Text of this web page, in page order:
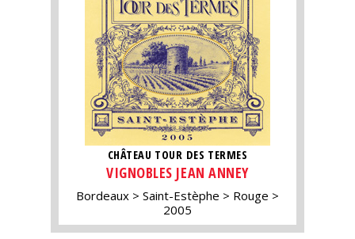
CHÂTEAU TOUR DES TERMES
VIGNOBLES JEAN ANNEY
Bordeaux Saint-Estèphe
Rouge
2005